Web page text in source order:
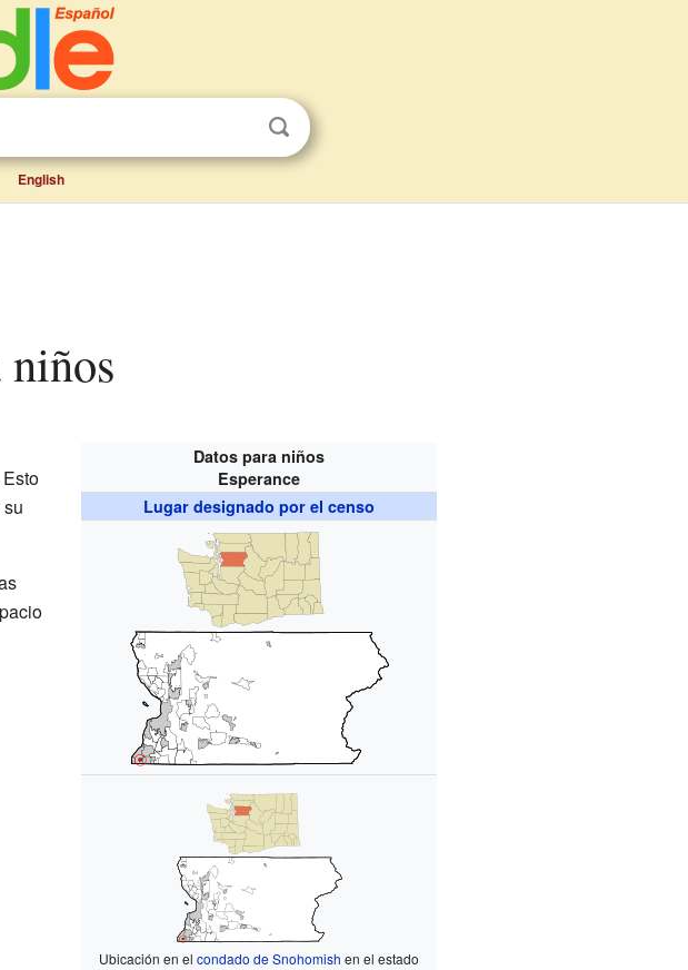
English
niños
Datos para niños
Esperance
Lugar designado por el censo
Ubicación en elcondado de Snohomish en el estado